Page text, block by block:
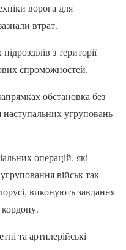
ворога для
втрат.
з території
спроможностей.
обстановка без
угруповань
операцій, які
військ так
виконують завдання
та артилерійські